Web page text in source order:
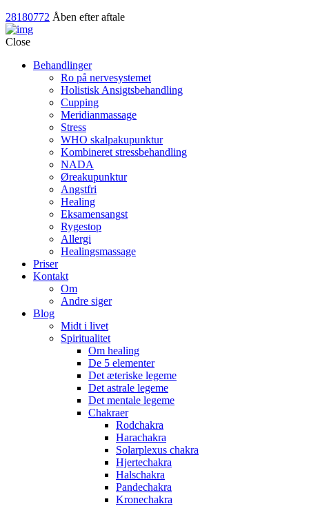
28180772 Åben efter aftale
Close
Behandlinger
Ro på nervesystemet
Holistisk Ansigtsbehandling
Cupping
Meridianmassage
Stress
WHO skalpakupunktur
Kombineret stressbehandling
NADA
Øreakupunktur
Angstfri
Healing
Eksamensangst
Rygestop
Allergi
Healingsmassage
Priser
Kontakt
Om
Andre siger
Blog
Midt i livet
Spiritualitet
Om healing
De 5 elementer
Det æteriske legeme
Det astrale legeme
Det mentale legeme
Chakraer
Rodchakra
Harachakra
Solarplexus chakra
Hjertechakra
Halschakra
Pandechakra
Kronechakra